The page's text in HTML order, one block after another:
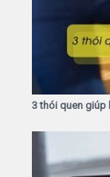
3 thói quen giúp